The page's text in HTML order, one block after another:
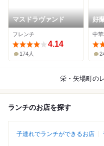
マスドラヴァンド
フレンチ
4.14
174人
好
中
栄・矢場町の
ランチのお店を探す
子連れでランチができるお店